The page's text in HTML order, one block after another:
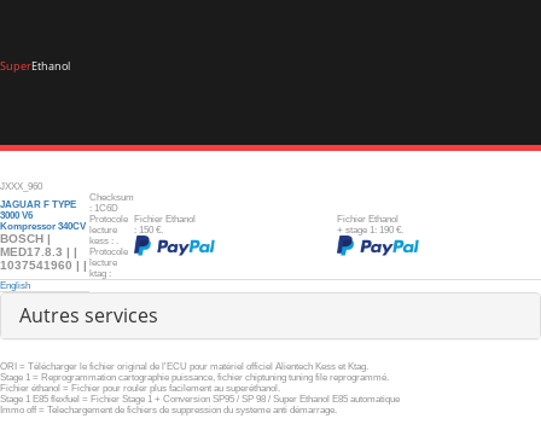
SuperEthanol
JXXX_960
JAGUAR F TYPE
3000 V6
Kompressor 340CV
BOSCH |
MED17.8.3 | |
1037541960 | |
Checksum
: 1C6D
Protocole
lecture
kess : .
Protocole
lecture
ktag :
Fichier Ethanol
: 150 €.
Fichier Ethanol
+ stage 1: 190 €.
English
Autres services
ORI = Télécharger le fichier original de l'ECU pour matériel officiel Alientech Kess et Ktag.
Stage 1 = Reprogrammation cartographie puissance, fichier chiptuning tuning file reprogrammé.
Fichier éthanol = Fichier pour rouler plus facilement au superéthanol.
Stage 1 E85 flexfuel = Fichier Stage 1 + Conversion SP95 / SP 98 / Super Ethanol E85 automatique
Immo off = Telechargement de fichiers de suppression du systeme anti démarrage.